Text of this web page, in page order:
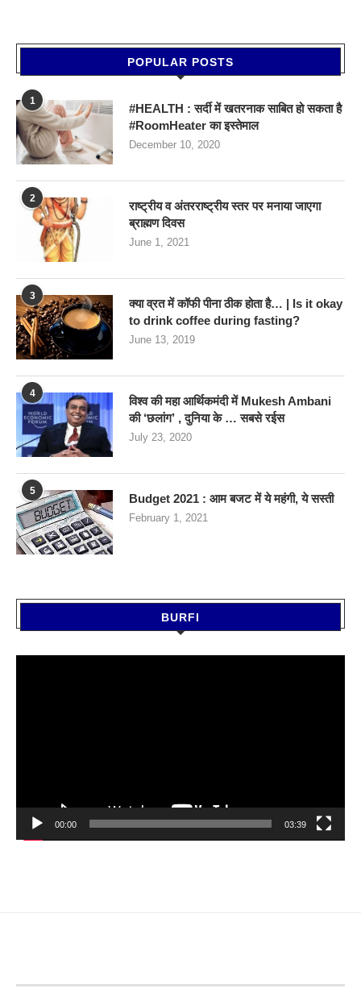
POPULAR POSTS
1
#HEALTH : सर्दी में खतरनाक साबित हो सकता है
#RoomHeater का इस्तेमाल
December 10, 2020
2
राष्ट्रीय व अंतरराष्ट्रीय स्तर पर मनाया जाएगा
ब्राह्मण दिवस
June 1, 2021
3
क्या व्रत में कॉफी पीना ठीक होता है… | Is it okay
to drink coffee during fasting?
June 13, 2019
4
विश्व की महा आर्थिकमंदी में Mukesh Ambani
की ‘छलांग’ , दुनिया के … सबसे रईस
July 23, 2020
5
Budget 2021 : आम बजट में ये महंगी, ये सस्‍ती
February 1, 2021
BURFI
00:00 03:39